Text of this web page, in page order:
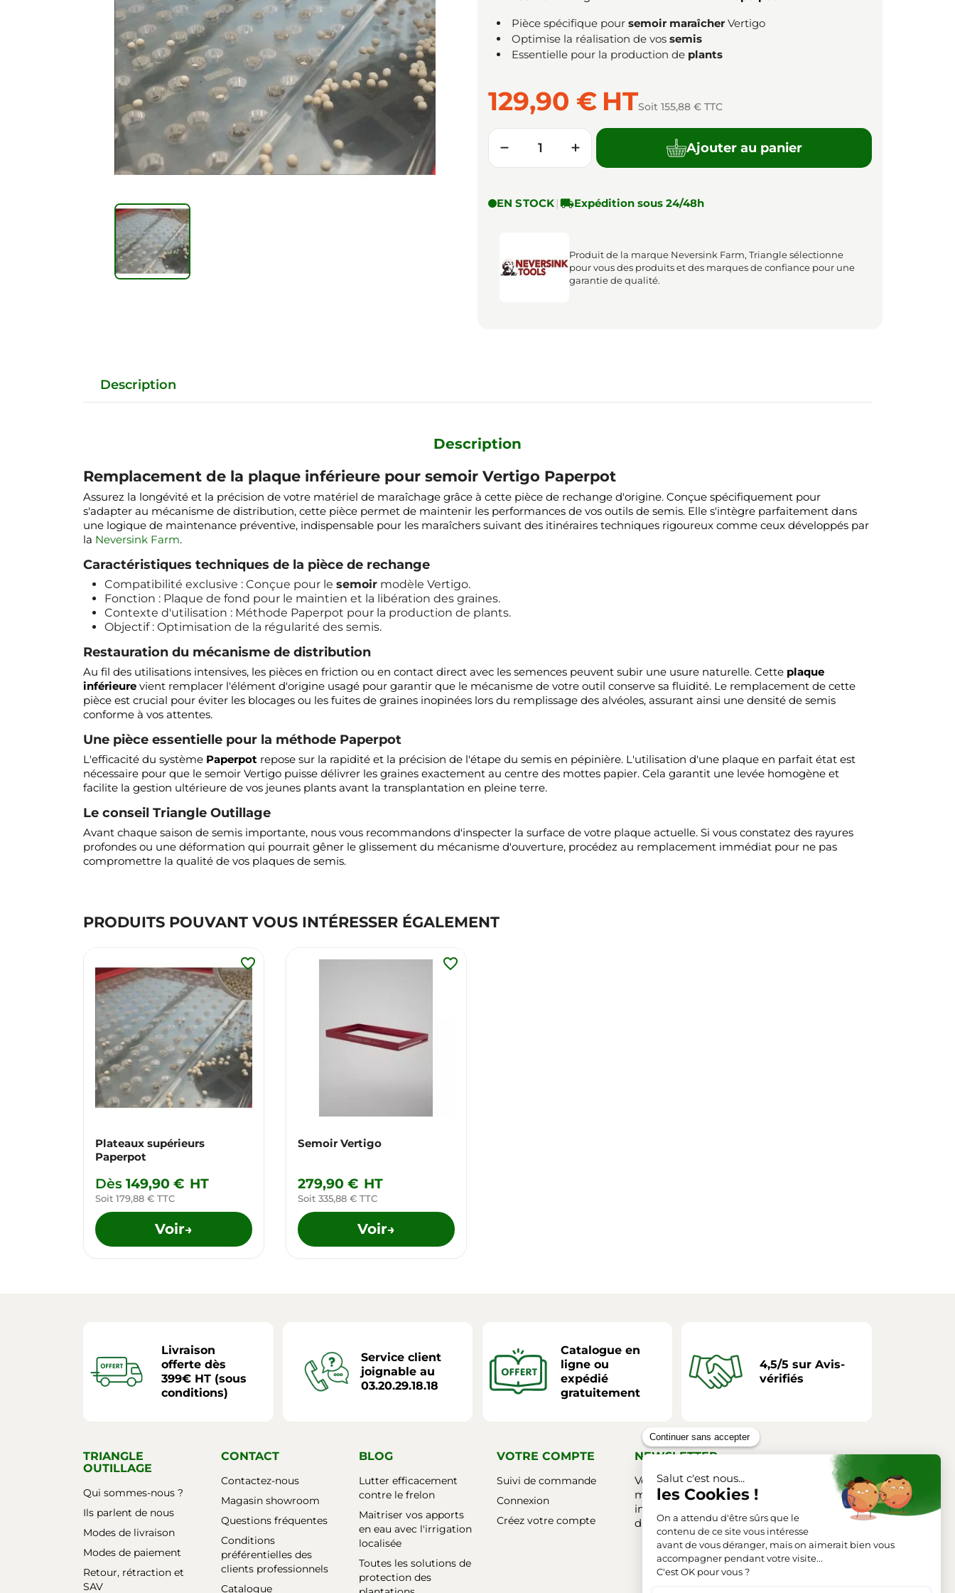
Pièce spécifique pour semoir maraîcher Vertigo
Optimise la réalisation de vos semis
Essentielle pour la production de plants
129,90 € HTSoit 155,88 € TTC
Quantité
− + Ajouter au panier
EN STOCK |Expédition sous 24/48h
Produit de la marque Neversink Farm, Triangle sélectionne
pour vous des produits et des marques de confiance pour une
garantie de qualité.
Description
Description
Remplacement de la plaque inférieure pour semoir Vertigo Paperpot
Assurez la longévité et la précision de votre matériel de maraîchage grâce à cette pièce de rechange d'origine. Conçue spécifiquement pour
s'adapter au mécanisme de distribution, cette pièce permet de maintenir les performances de vos outils de semis. Elle s'intègre parfaitement dans
une logique de maintenance préventive, indispensable pour les maraîchers suivant des itinéraires techniques rigoureux comme ceux développés par
la Neversink Farm.
Caractéristiques techniques de la pièce de rechange
Compatibilité exclusive : Conçue pour le semoir modèle Vertigo.
Fonction : Plaque de fond pour le maintien et la libération des graines.
Contexte d'utilisation : Méthode Paperpot pour la production de plants.
Objectif : Optimisation de la régularité des semis.
Restauration du mécanisme de distribution
Au fil des utilisations intensives, les pièces en friction ou en contact direct avec les semences peuvent subir une usure naturelle. Cette plaque
inférieure vient remplacer l'élément d'origine usagé pour garantir que le mécanisme de votre outil conserve sa fluidité. Le remplacement de cette
pièce est crucial pour éviter les blocages ou les fuites de graines inopinées lors du remplissage des alvéoles, assurant ainsi une densité de semis
conforme à vos attentes.
Une pièce essentielle pour la méthode Paperpot
L'efficacité du système Paperpot repose sur la rapidité et la précision de l'étape du semis en pépinière. L'utilisation d'une plaque en parfait état est
nécessaire pour que le semoir Vertigo puisse délivrer les graines exactement au centre des mottes papier. Cela garantit une levée homogène et
facilite la gestion ultérieure de vos jeunes plants avant la transplantation en pleine terre.
Le conseil Triangle Outillage
Avant chaque saison de semis importante, nous vous recommandons d'inspecter la surface de votre plaque actuelle. Si vous constatez des rayures
profondes ou une déformation qui pourrait gêner le glissement du mécanisme d'ouverture, procédez au remplacement immédiat pour ne pas
compromettre la qualité de vos plaques de semis.
PRODUITS POUVANT VOUS INTÉRESSER ÉGALEMENT
Plateaux supérieurs
Paperpot
Dès 149,90 € HT
Soit 179,88 € TTC
Voir→
favorite_border
Semoir Vertigo
279,90 € HT
Soit 335,88 € TTC
Voir→
favorite_border
Livraison
offerte dès
399€ HT (sous
conditions)
Service client
joignable au
03.20.29.18.18
Catalogue en
ligne ou
expédié
gratuitement
4,5/5 sur Avis-
vérifiés
TRIANGLE
OUTILLAGE
Qui sommes-nous ?
Ils parlent de nous
Modes de livraison
Modes de paiement
Retour, rétraction et
SAV
CONTACT
Contactez-nous
Magasin showroom
Questions fréquentes
Conditions
préférentielles des
clients professionnels
Catalogue
BLOG
Lutter efficacement
contre le frelon
Maitriser vos apports
en eau avec l'irrigation
localisée
Toutes les solutions de
protection des
VOTRE COMPTE
Suivi de commande
Connexion
Créez votre compte
NEWSLETTER
Vous pouvez vous désinscrire à tout
moment. Vous trouverez pour cela nos
informations de contact dans les conditions
d'utilisation du site.